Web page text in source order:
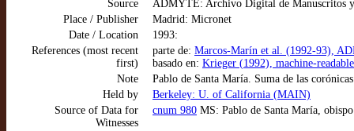
Source
ADMYTE: Archivo Digital de Manuscritos y
Place / Publisher
Madrid: Micronet
Date / Location
1993:
References (most recent
first)
parte de: Marcos-Marín et al. (1992-93),
basado en: Krieger (1992), machine-
Note
Pablo de Santa María. Suma de las
Held by
Berkeley: U. of California (MAIN)
Source of Data for
Witnesses
cnum 980 MS: Pablo de Santa María,